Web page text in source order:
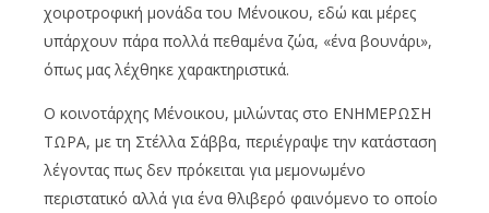
χοιροτροφική μονάδα του Μένοικου, εδώ και μέρες
υπάρχουν πάρα πολλά πεθαμένα ζώα, «ένα βουνάρι»,
όπως μας λέχθηκε χαρακτηριστικά.
Ο κοινοτάρχης Μένοικου, μιλώντας στο ΕΝΗΜΕΡΩΣΗ
ΤΩΡΑ, με τη Στέλλα Σάββα, περιέγραψε την κατάσταση
λέγοντας πως δεν πρόκειται για μεμονωμένο
περιστατικό αλλά για ένα θλιβερό φαινόμενο το οποίο